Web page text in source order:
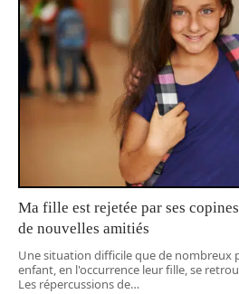
Ma fille est rejetée par ses
de nouvelles amitiés
Une situation difficile que de nombreux
enfant, en l'occurrence leur fille, se
Les répercussions de…